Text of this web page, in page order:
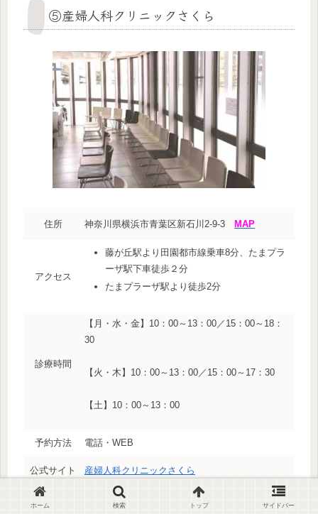
⑤産婦人科クリニックさくら
住所 神奈川県横浜市青葉区新石川2-9-3 MAP
アクセス
藤が丘駅より田園都市線乗車8分、たまプラ
ーザ駅下車徒歩２分
たまプラーザ駅より徒歩2分
診療時間
【月・水・金】10：00～13：00／15：00～18：
30
【火・木】10：00～13：00／15：00～17：30
【土】10：00～13：00
予約方法 電話・WEB
公式サイト 産婦人科クリニックさくら
ピル料金
1,980円～
ホーム 検索 トップ サイドバー